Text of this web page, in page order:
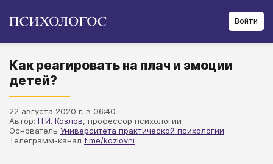
Войти
Как реагировать на плач и эмоции
детей?
22 августа 2020 г. в 06:40
Автор: Н.И. Козлов, профессор психологии
Основатель Университета практической психологии
Телеграмм-канал t.me/kozlovni